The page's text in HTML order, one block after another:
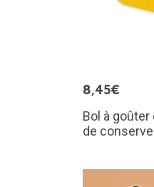
8,45€
Bol à
de conserve